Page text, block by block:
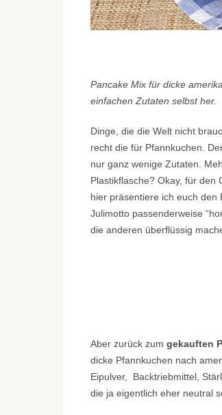
Pancake Mix für dicke
einfachen Zutaten selbst her.
Dinge, die die Welt nicht
recht die für Pfannkuchen.
nur ganz wenige Zutaten.
Plastikflasche? Okay, für den
hier präsentiere ich euch den
Julimotto passenderweise
die anderen überflüssig
Aber zurück zum gekauften
dicke Pfannkuchen nach
Eipulver, Backtriebmittel,
die ja eigentlich eher neutral